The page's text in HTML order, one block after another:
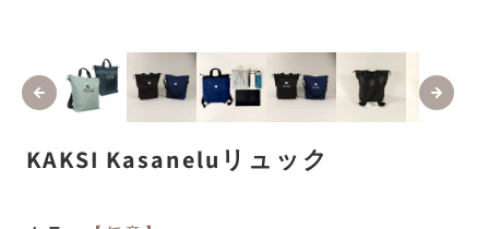
ダ
ル
メ
デ
KAKSI Kasaneluリュック